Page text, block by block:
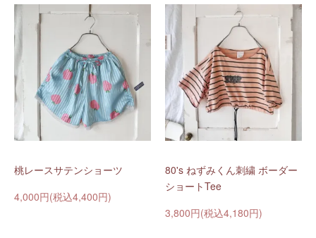
桃レースサテンショーツ
4,000円(税込4,400円)
80's ねずみくん刺繍 ボーダー
ショートTee
3,800円(税込4,180円)